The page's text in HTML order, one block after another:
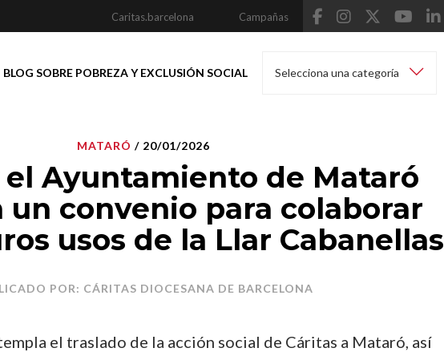
Caritas.barcelona Campañas
BLOG SOBRE POBREZA Y EXCLUSIÓN SOCIAL Selecciona una categoría
MATARÓ / 20/01/2026
el Ayuntamiento de Mataró
un convenio para colaborar
usos de la Llar Cabanellas
POR: CÁRITAS DIOCESANA DE BARCELONA
el traslado de la acción social de Cáritas a Mataró, así